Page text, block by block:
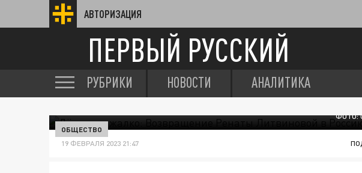
АВТОРИЗАЦИЯ
ПЕРВЫЙ РУССКИЙ
РУБРИКИ НОВОСТИ АНАЛИТИКА
ФОТО:
ОБЩЕСТВО
19 ФЕВРАЛЯ 2023 21:47